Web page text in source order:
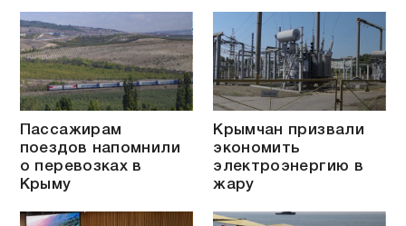
Пассажирам
поездов напомнили
о перевозках в
Крыму
Крымчан призвали
экономить
электроэнергию в
жару